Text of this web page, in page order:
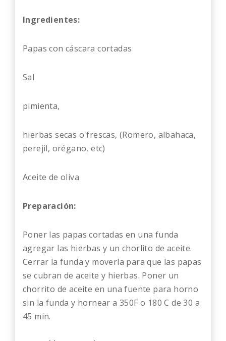
Ingredientes:
Papas con cáscara cortadas
Sal
pimienta,
hierbas secas o frescas, (Romero, albahaca,
perejil, orégano, etc)
Aceite de oliva
Preparación:
Poner las papas cortadas en una funda
agregar las hierbas y un chorlito de aceite.
Cerrar la funda y moverla para que las papas
se cubran de aceite y hierbas. Poner un
chorrito de aceite en una fuente para horno
sin la funda y hornear a 350F o 180 C de 30 a
45 min.